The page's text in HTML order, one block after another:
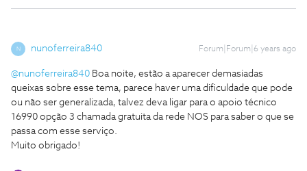
N nunoferreira840 Forum|Forum|6 years ago
@nunoferreira840 Boa noite, estão a aparecer demasiadas
queixas sobre esse tema, parece haver uma dificuldade que pode
ou não ser generalizada, talvez deva ligar para o apoio técnico
16990 opção 3 chamada gratuita da rede NOS para saber o que se
passa com esse serviço.
Muito obrigado!